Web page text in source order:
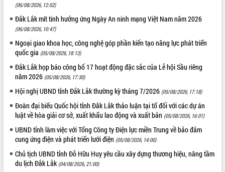
LIÊN KẾT WEB
THỐNG KÊ TRUY CẬP
Tất cả:
66003185
(06/08/2026, 12:02)
Đắk Lắk mít tinh hưởng ứng Ngày An ninh mạng Việt Nam năm 2026
(06/08/2026, 10:47)
Ngoại giao khoa học, công nghệ góp phần kiến tạo năng lực phát triển
quốc gia (05/08/2026, 18:13)
Đắk Lắk họp báo công bố 17 hoạt động đặc sắc của Lễ hội Sầu riêng
năm 2026 (05/08/2026, 17:30)
Hội nghị UBND tỉnh Đắk Lắk thường kỳ tháng 7/2026 (05/08/2026, 17:18)
Đoàn đại biểu Quốc hội tỉnh Đắk Lắk thảo luận tại tổ đối với các dự án
luật về hòa giải cơ sở, xuất khẩu lao động và xuất bản (05/08/2026, 16:01)
UBND tỉnh làm việc với Tổng Công ty Điện lực miền Trung về bảo đảm
cung ứng điện và phát triển lưới điện (05/08/2026, 14:00)
Chủ tịch UBND tỉnh Đỗ Hữu Huy yêu cầu xây dựng thương hiệu, nâng tầm
du lịch Đắk Lắk (04/08/2026, 21:00)